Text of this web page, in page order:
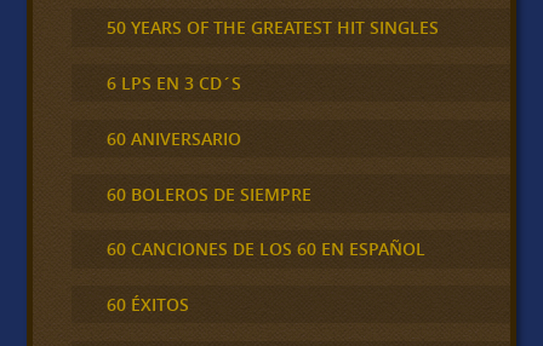
50 YEARS OF THE GREATEST HIT SINGLES
6 LPS EN 3 CD´S
60 ANIVERSARIO
60 BOLEROS DE SIEMPRE
60 CANCIONES DE LOS 60 EN ESPAÑOL
60 ÉXITOS